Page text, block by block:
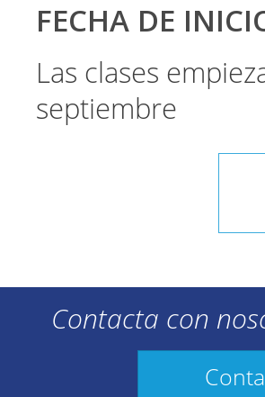
FECHA DE
Las clases
septiembre
Contacta con